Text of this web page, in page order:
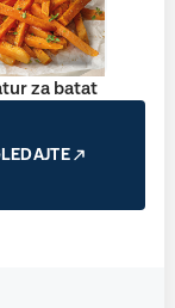
za batat